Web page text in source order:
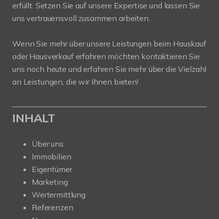
erfüllt. Setzen Sie auf unsere Expertise und lassen Sie
uns vertrauensvoll zusammen arbeiten.
Wenn Sie mehr über unsere Leistungen beim Hauskauf
oder Hausverkauf erfahren möchten kontaktieren Sie
uns noch heute und erfahren Sie mehr über die Vielzahl
an Leistungen, die wir Ihnen bieten!
INHALT
Über uns
Immobilien
Eigentümer
Marketing
Wertermittlung
Referenzen